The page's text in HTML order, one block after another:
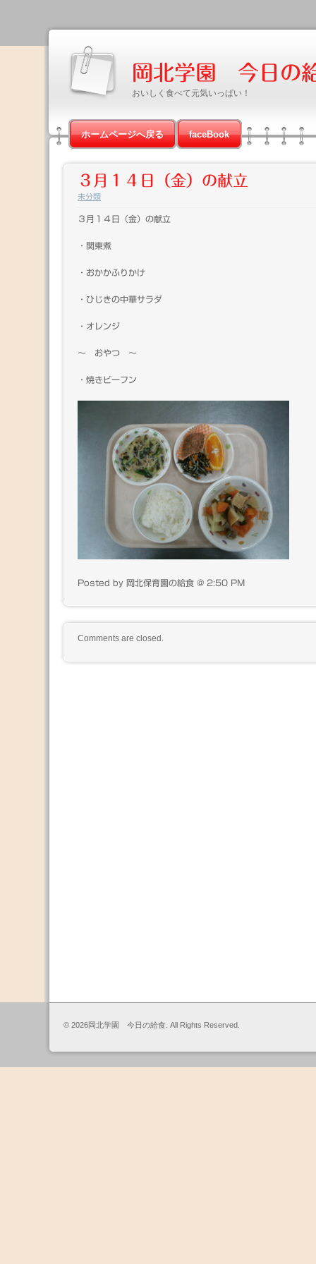
岡北学園 今日の
おいしく食べて元気いっぱい！
ホームページへ戻る faceBook
３月１４日（金）の献立
未分類
３月１４日（金）の献立
・関東煮
・おかかふりかけ
・ひじきの中華サラダ
・オレンジ
～ おやつ ～
・焼きビーフン
Posted by 岡北保育園の給食 @ 2:50 PM
Comments are closed.
© 2026岡北学園 今日の給食. All Rights Reserved.